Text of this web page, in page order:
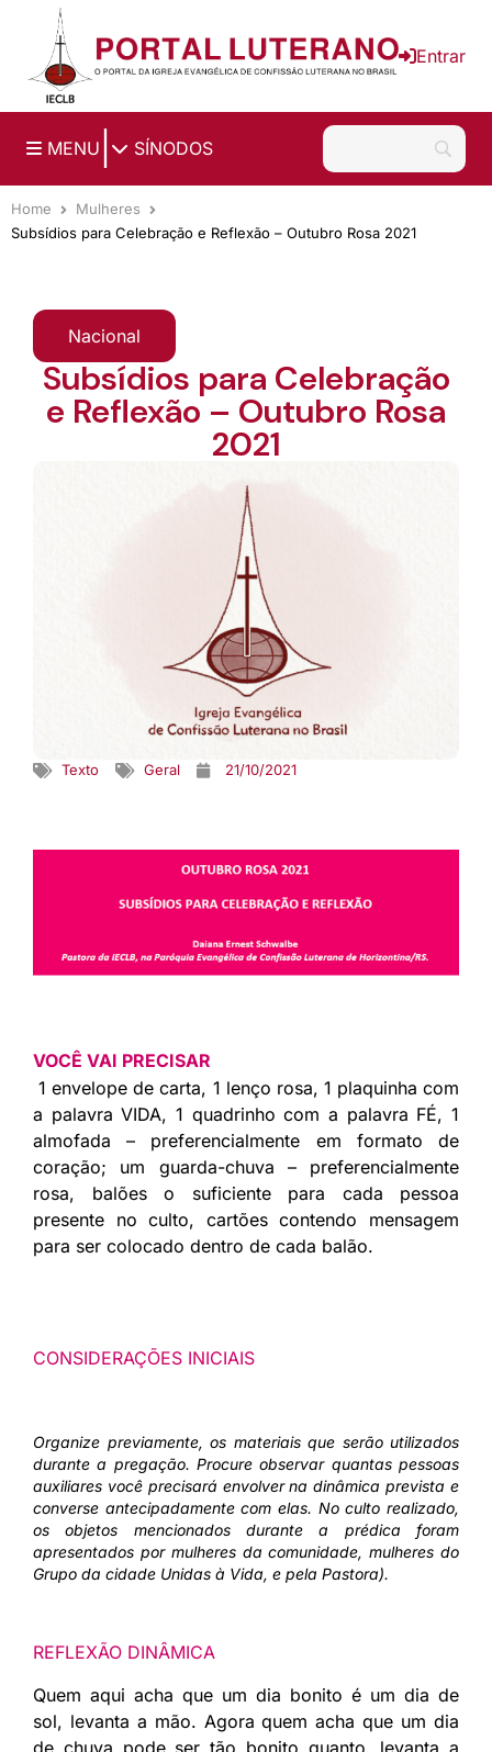
Ir para o conteúdo principal
Entrar
MENU SÍNODOS
Home
Mulheres
Subsídios para Celebração e Reflexão – Outubro Rosa 2021
Nacional
Subsídios para Celebração
e Reflexão – Outubro Rosa
2021
Texto Geral 21/10/2021
VOCÊ VAI PRECISAR
1 envelope de carta, 1 lenço rosa, 1 plaquinha com
a palavra VIDA, 1 quadrinho com a palavra FÉ, 1
almofada – preferencialmente em formato de
coração; um guarda-chuva – preferencialmente
rosa, balões o suficiente para cada pessoa
presente no culto, cartões contendo mensagem
para ser colocado dentro de cada balão.
CONSIDERAÇÕES INICIAIS
Organize previamente, os materiais que serão utilizados
durante a pregação. Procure observar quantas pessoas
auxiliares você precisará envolver na dinâmica prevista e
converse antecipadamente com elas. No culto realizado,
os objetos mencionados durante a prédica foram
apresentados por mulheres da comunidade, mulheres do
Grupo da cidade Unidas à Vida, e pela Pastora).
REFLEXÃO DINÂMICA
Quem aqui acha que um dia bonito é um dia de
sol, levanta a mão. Agora quem acha que um dia